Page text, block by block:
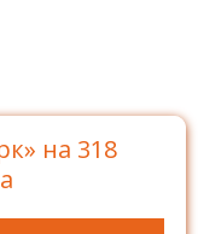
на 318